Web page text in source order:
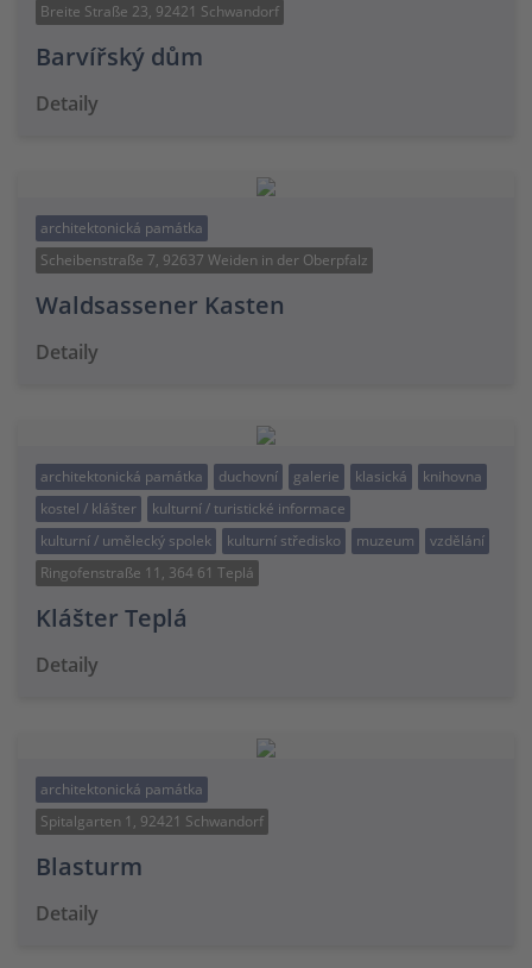
Breite Straße 23, 92421 Schwandorf
Barvířský dům
Detaily
architektonická památka
Scheibenstraße 7, 92637 Weiden in der Oberpfalz
Waldsassener Kasten
Detaily
architektonická památka duchovní galerie klasická
knihovna
kostel / klášter
kulturní / turistické informace
kulturní / umělecký spolek
kulturní středisko muzeum
vzdělání
Ringofenstraße 11, 364 61 Teplá
Klášter Teplá
Detaily
architektonická památka
Spitalgarten 1, 92421 Schwandorf
Blasturm
Detaily